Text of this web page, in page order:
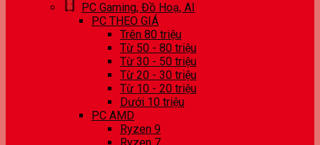
PC Gaming, Đồ Hoạ, AI
PC THEO GIÁ
Trên 80 triệu
Từ 50 - 80 triệu
Từ 30 - 50 triệu
Từ 20 - 30 triệu
Từ 10 - 20 triệu
Dưới 10 triệu
PC AMD
Ryzen 9